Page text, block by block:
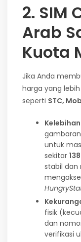
2. SIM
Arab
Kuota
Jika Anda
harga yang
seperti STC,
untuk
sekitar
stabil dan
fisik
dan
verifikasi